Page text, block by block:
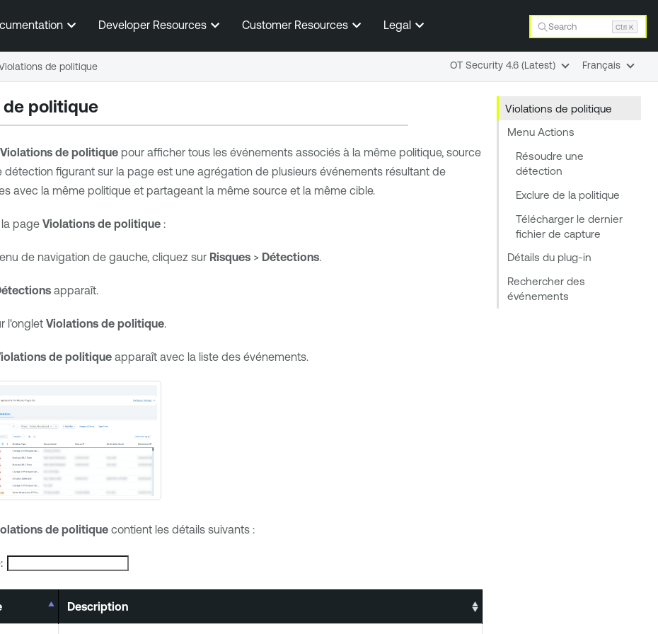
Passer au contenu principal
Developer Resources Customer Resources Legal Search Ctrl K
Violations de politique
Menu Actions
Résoudre une
détection
Exclure de la politique
Télécharger le dernier
fichier de capture
Détails du plug-in
Rechercher des
événements
politique
Violations de politiquepour afficher tous les événements associés à la même politique, source
détection figurant sur la page est une agrégation de plusieurs événements résultant de
avec la même politique et partageant la même source et la même cible.
page Violations de politique:
de navigation de gauche, cliquez sur Risques> Détections.
apparaît.
l'onglet Violations de politique.
de politiqueapparaît avec la liste des événements.
de politiquecontient les détails suivants :
Description
de politique OT Security 4.6 (Latest) Français